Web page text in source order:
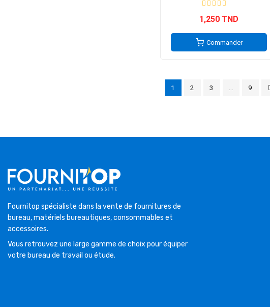
1,250 TND
Commander
1 2 3 … 9
Fournitop spécialiste dans la vente de fournitures de
bureau, matériels bureautiques, consommables et
accessoires.
Vous retrouvez une large gamme de choix pour équiper
votre bureau de travail ou étude.